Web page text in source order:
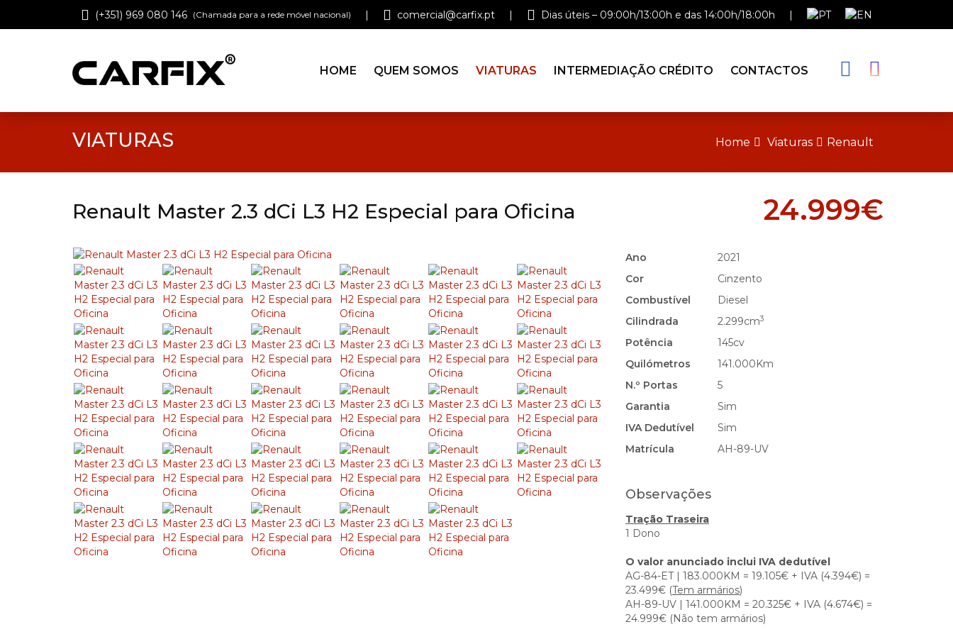
(+351) 969 080 146 (Chamada para a rede móvel nacional) | comercial@carfix.pt | Dias úteis – 09:00h/13:00h e das 14:00h/18:00h |
HOME QUEM SOMOS VIATURAS INTERMEDIAÇÃO CRÉDITO CONTACTOS
VIATURAS Home Viaturas Renault
Renault Master 2.3 dCi L3 H2 Especial para Oficina 24.999€
Ano
2021
Cor
Cinzento
Combustível
Diesel
Cilindrada
2.299cm3
Potência
145cv
Quilómetros
141.000Km
N.º Portas
5
Garantia
Sim
IVA Dedutível
Sim
Matrícula
AH-89-UV
Observações
Tração Traseira
1 Dono
O valor anunciado inclui IVA dedutível
AG-84-ET | 183.000KM = 19.105€ + IVA (4.394€) =
23.499€ (Tem armários)
AH-89-UV | 141.000KM = 20.325€ + IVA (4.674€) =
24.999€ (Não tem armários)